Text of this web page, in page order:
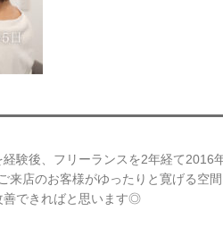
験後、フリーランスを2年経て2016
来店のお客様がゆったりと寛げる空
善できればと思います◎